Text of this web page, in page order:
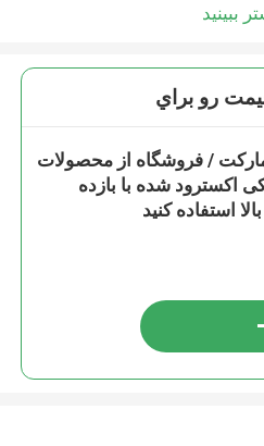
ببینید
رو براي
/ فروشگاه از محصولات
اکسترود شده با بازده
استفاده کنید